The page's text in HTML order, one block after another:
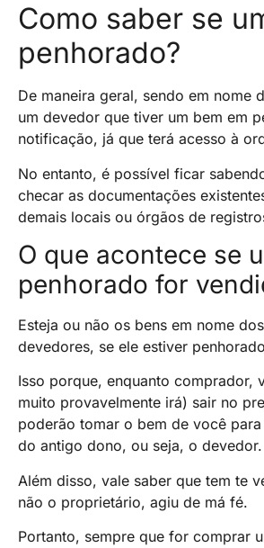
Como saber se
penhorado?
De maneira geral, sendo em nome
um devedor que tiver um bem em
notificação, já que terá acesso à
No entanto, é possível ficar
checar as documentações
demais locais ou órgãos de
O que acontece se
penhorado for
Esteja ou não os bens em nome
devedores, se ele estiver
Isso porque, enquanto comprador,
muito provavelmente irá) sair no
poderão tomar o bem de você
do antigo dono, ou seja, o devedor.
Além disso, vale saber que tem te
não o proprietário, agiu de má fé.
Portanto, sempre que for comprar